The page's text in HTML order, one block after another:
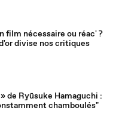
film nécessaire ou réac' ?
divise nos critiques
de Ryūsuke Hamaguchi :
chamboulés"